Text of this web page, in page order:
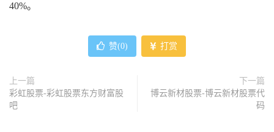
40%。
赞(0) 打赏
上一篇
彩虹股票-彩虹股票东方财富股
吧
下一篇
博云新材股票-博云新材股票代
码